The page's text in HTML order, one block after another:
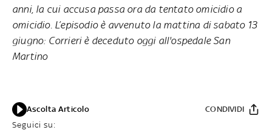
anni, la cui accusa passa ora da tentato omicidio a
omicidio. L’episodio è avvenuto la mattina di sabato 13
giugno: Corrieri è deceduto oggi all'ospedale San
Martino
Ascolta Articolo
Seguici su:
CONDIVIDI